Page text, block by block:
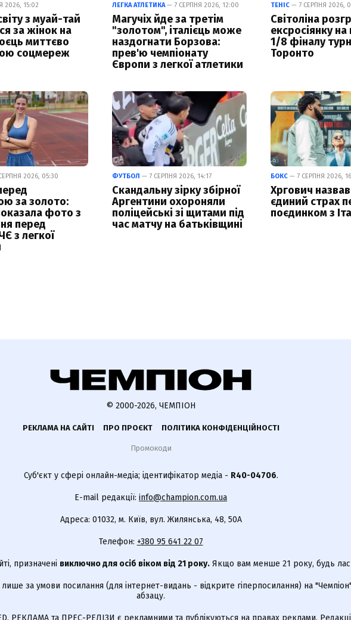
2026, 15:02
з муай-тай
за жінок на
миттєво
соцмереж
ЛЕГКА АТЛЕТИКА— 7 СЕРПНЯ 2026, 12:00
Магучіх йде за третім
"золотом", італієць може
наздогнати Борзова:
прев'ю чемпіонату
Європи з легкої атлетики
ТЕНІС — 7 СЕРПНЯ 2026,
Світоліна
ексросіянку
1/8 фіналу
Торонто
2026, 05:30
за золото:
фото з
перед
з легкої
ФУТБОЛ — 7 СЕРПНЯ 2026, 14:17
Скандальну зірку збірної
Аргентини охороняли
поліцейські зі щитами під
час матчу на батьківщині
БОКС — 7 СЕРПНЯ 2026,
Хргович назвав
єдиний страх
поєдинком з
© 2000-2026, ЧЕМПІОН
РЕКЛАМА НА САЙТІ ПРО ПРОЄКТ ПОЛІТИКА КОНФІДЕНЦІЙНОСТІ
Промокоди
Суб'єкт у сфері онлайн-медіа; ідентифікатор медіа - R40-04706.
E-mail редакції: info@champion.com.ua
Адреса: 01032, м. Київ, вул. Жилянська, 48, 50А
Телефон: +380 95 641 22 07
призначені виключно для осіб віком від 21 року. Якщо вам менше 21 року, будь
лише за умови посилання (для інтернет-видань - відкрите гіперпосилання) на
абзацу.